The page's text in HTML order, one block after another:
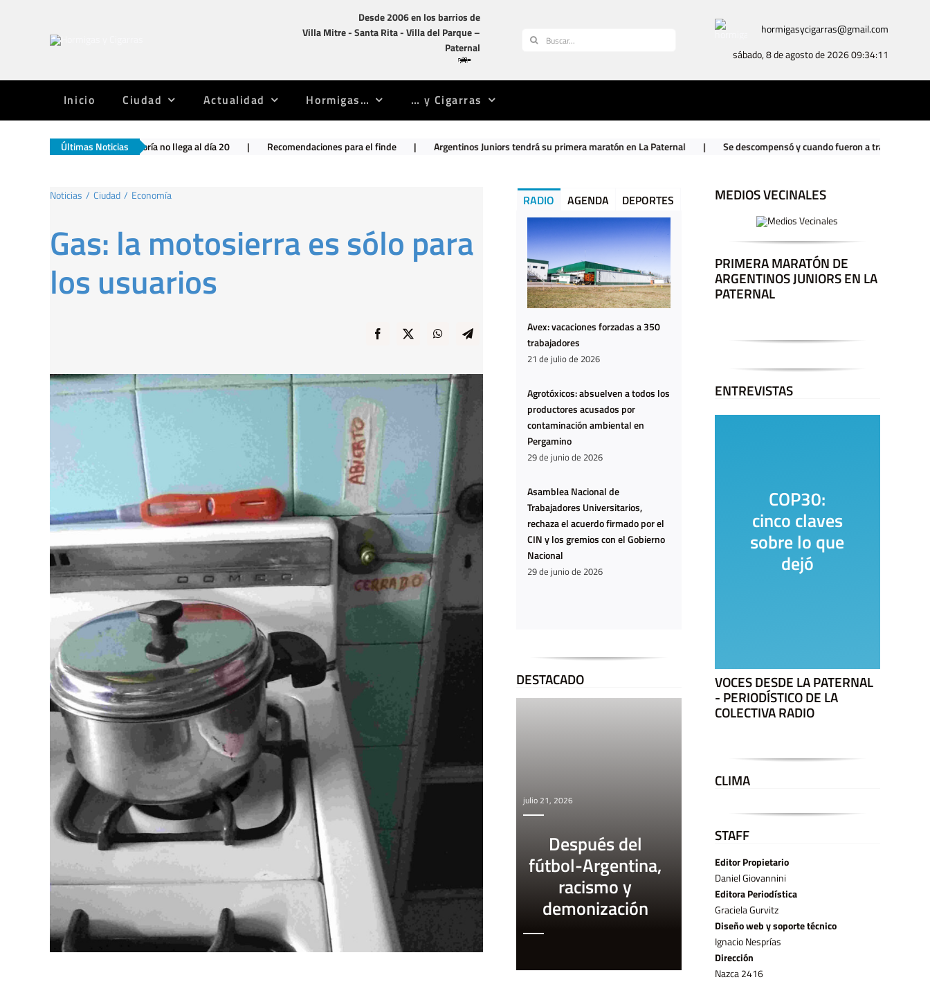
Desde 2006 en los barrios de
Villa Mitre -­ Santa Rita -­ Villa del Parque –
Paternal
Buscar:
hormigasycigarras@gmail.com
sábado, 8 de agosto de 202609:34:12
Inicio Ciudad Actualidad Hormigas… … y Cigarras
Últimas Noticias
– La mayoría no llega al día 20 | Recomendaciones para el finde | Argentinos Juniors tendrá su primera maratón en La Paternal | Se descompensó y cuando fueron a trasladarlo encontraron un
Noticias Ciudad Economía
Gas: la motosierra es sólo para
los usuarios
RADIO AGENDA DEPORTES
Avex: vacaciones forzadas a 350
trabajadores
21 de julio de 2026
Agrotóxicos: absuelven a todos los
productores acusados por
contaminación ambiental en
Pergamino
29 de junio de 2026
Asamblea Nacional de
Trabajadores Universitarios,
rechaza el acuerdo firmado por el
CIN y los gremios con el Gobierno
Nacional
29 de junio de 2026
DESTACADO
julio 21, 2026
Después del
fútbol-Argentina,
racismo y
demonización
MEDIOS VECINALES
PRIMERA MARATÓN DE
ARGENTINOS JUNIORS EN LA
PATERNAL
ENTREVISTAS
La Casa del
Encuentro
Ya no
estamos
hartas:
estamos
COP30:
cinco claves
sobre lo que
dejó
VOCES DESDE LA PATERNAL
- PERIODÍSTICO DE LA
COLECTIVA RADIO
CLIMA
STAFF
Editor Propietario
Daniel Giovannini
Editora Periodística
Graciela Gurvitz
Diseño web y soporte técnico
Ignacio Nesprías
Dirección
Nazca 2416